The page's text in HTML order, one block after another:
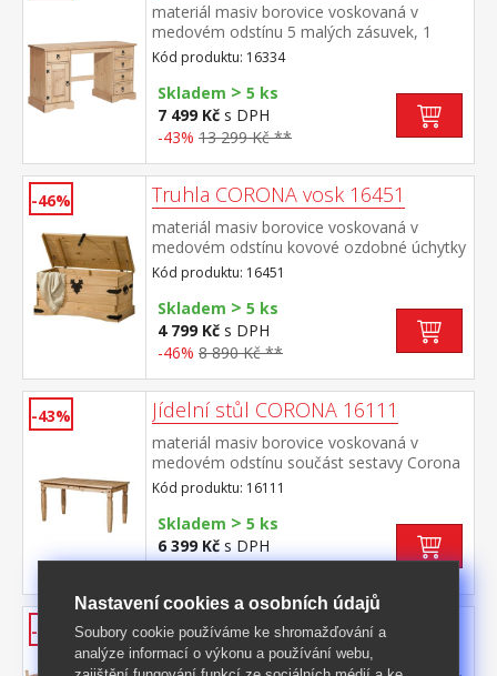
materiál masiv borovice voskovaná v
medovém odstínu 5 malých zásuvek, 1
dvířka, kovové ozdobné úchytky součást
sestavy Corona
Kód produktu: 16334
Skladem > 5 ks
7 499 Kč s DPH
-43% 13 299 Kč **
-46% Truhla CORONA vosk 16451
materiál masiv borovice voskovaná v
medovém odstínu kovové ozdobné úchytky
a petlice součást sestavy Corona
Kód produktu: 16451
Skladem > 5 ks
4 799 Kč s DPH
-46% 8 890 Kč **
-43% Jídelní stůl CORONA 16111
materiál masiv borovice voskovaná v
medovém odstínu součást sestavy Corona
Kód produktu: 16111
Skladem > 5 ks
6 399 Kč s DPH
-43% 11 299 Kč **
-41% Jídelní set CORONA 4432
jídelní stůl CORONA 16111 a 4 jídelní židle
Nastavení cookies a osobních údajů
Soubory cookie používáme ke shromažďování a
analýze informací o výkonu a používání webu,